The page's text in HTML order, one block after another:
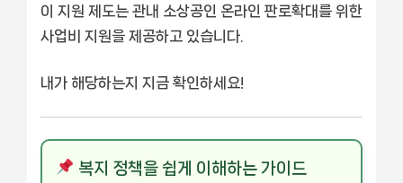
이 지원 제도는 관내 소상공인 온라인 판로확대를 위한
사업비 지원을 제공하고 있습니다.
내가 해당하는지 지금 확인하세요!
복지 정책을 쉽게 이해하는 가이드